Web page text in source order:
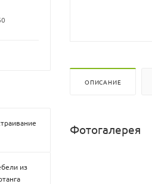
ОПИСАНИЕ
Фотогалерея
из